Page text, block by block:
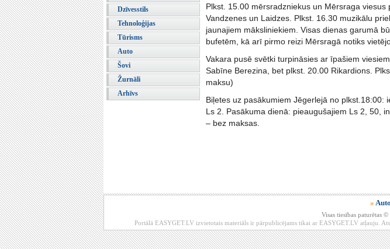
Dzīvesstils
Tehnoloģijas
Tūrisms
Auto
Šovi
Žurnāli
Arhīvs
Plkst. 15.00 mērsradzniekus un Mērsraga
Vandzenes un Laidzes. Plkst. 16.30 muzikālu
jaunajiem māksliniekiem. Visas dienas garumā
bufetēm, kā arī pirmo reizi Mērsragā notiks
Vakara pusē svētki turpināsies ar īpašiem
Sabīne Berezina, bet plkst. 20.00 Rikardions.
maksu)
Biļetes uz pasākumiem Jēgerlejā no
Ls 2. Pasākuma dienā: pieaugušajiem Ls 2, 50,
– bez maksas.
»
Visas tiesības paturētas
Portālā EASYGET.LV izvietotais materiāls ir pārpublicējams tikai ar EASYGET.LV atļauju.